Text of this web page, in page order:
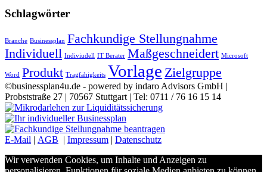
Schlagwörter
Branche Businessplan Fachkundige Stellungnahme
Individuell Indiviudell IT Berater Maßgeschneidert Microsoft
Word Produkt Tragfähigkeits Vorlage Zielgruppe
©businessplan4u.de - powered by indaro Advisors GmbH |
Probststraße 27 | 70567 Stuttgart | Tel: 0711 / 76 16 15 14
E-Mail | AGB | Impressum | Datenschutz
Wir verwenden Cookies, um Inhalte und Anzeigen zu